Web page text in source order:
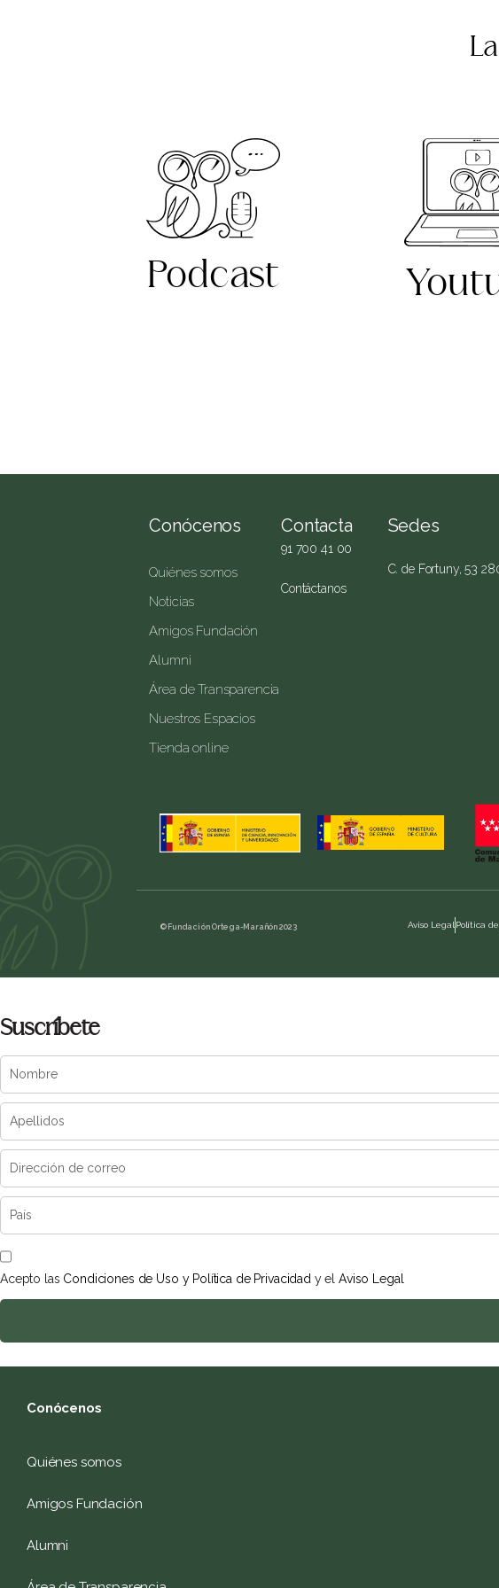
Podcast
Conócenos
Quiénes somos
Noticias
Amigos Fundación
Alumni
Área de Transparencia
Nuestros Espacios
Tienda online
Contacta
91 700 41 00
Contáctanos
Sedes
C. de Fortuny, 53
© Fundación Ortega-Marañón 2023 Aviso Legal Política
Suscríbete
Acepto las Condiciones de Uso y Política de Privacidady elAviso Legal
Conócenos
Quiénes somos
Amigos Fundación
Alumni